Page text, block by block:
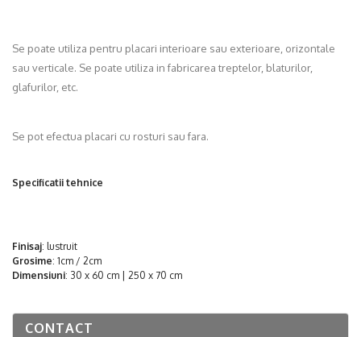
Se poate utiliza pentru placari interioare sau exterioare, orizontale
sau verticale. Se poate utiliza in fabricarea treptelor, blaturilor,
glafurilor, etc.
Se pot efectua placari cu rosturi sau fara.
Specificatii tehnice
Finisaj: lustruit
Grosime: 1cm / 2cm
Dimensiuni: 30 x 60 cm | 250 x 70 cm
CONTACT